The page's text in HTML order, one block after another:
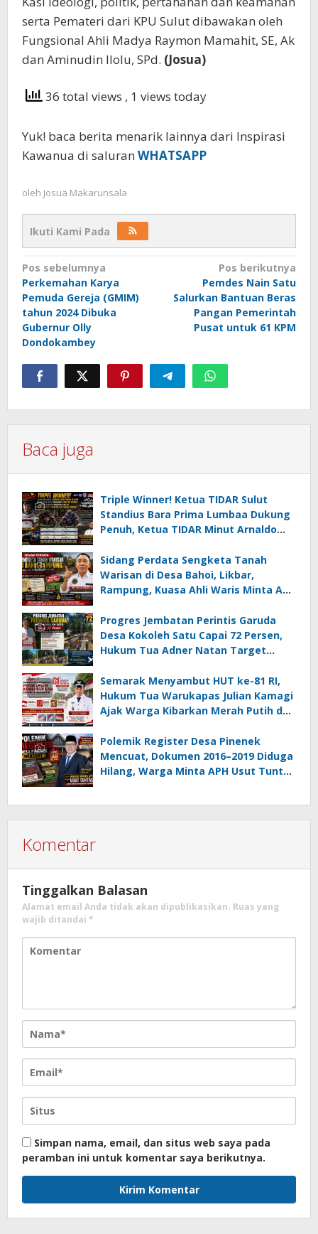
serta Pemateri dari KPU Sulut dibawakan oleh
Fungsional Ahli Madya Raymon Mamahit, SE, Ak
dan Aminudin Ilolu, SPd. (Josua)
36 total views , 1 views today
Yuk! baca berita menarik lainnya dari Inspirasi
Kawanua di saluran WHATSAPP
oleh Josua Makarunsala
Ikuti Kami Pada
Navigasi
pos
Pos sebelumnya
Perkemahan Karya
Pemuda Gereja (GMIM)
tahun 2024 Dibuka
Gubernur Olly
Dondokambey
Pos berikutnya
Pemdes Nain Satu
Salurkan Bantuan Beras
Pangan Pemerintah
Pusat untuk 61 KPM
Baca juga
Triple Winner! Ketua TIDAR Sulut
Standius Bara Prima Lumbaa Dukung
Penuh, Ketua TIDAR Minut Arnaldo
05 MC JOE Sapu Bersih Tiga Gelar
Juara Umum
Sidang Perdata Sengketa Tanah
Warisan di Desa Bahoi, Likbar,
Rampung, Kuasa Ahli Waris Minta APH
Korupsi Dandes
Progres Jembatan Perintis Garuda
Desa Kokoleh Satu Capai 72 Persen,
Hukum Tua Adner Natan Target
Semarak Menyambut HUT ke-81 RI,
Hukum Tua Warukapas Julian Kamagi
Ajak Warga Kibarkan Merah Putih dan
Polemik Register Desa Pinenek
Mencuat, Dokumen 2016–2019 Diduga
Hilang, Warga Minta APH Usut Tuntas
Komentar
Tinggalkan Balasan
Alamat email Anda tidak akan dipublikasikan. Ruas yang
wajib ditandai *
Simpan nama, email, dan situs web saya pada
peramban ini untuk komentar saya berikutnya.